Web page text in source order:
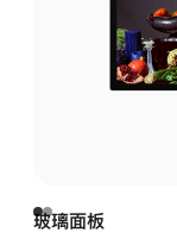
玻璃面板